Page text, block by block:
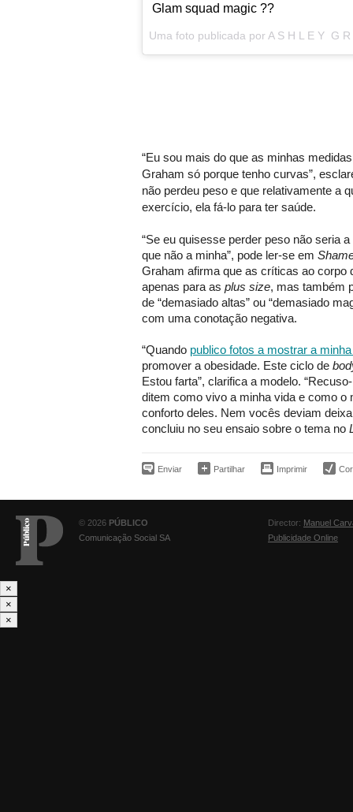
Glam squad magic ??
“Eu sou mais do que as minhas
Graham só porque tenho curvas”,
não perdeu peso e que relativamente a
exercício, ela fá-lo para ter saúde.
“Se eu quisesse perder peso não seria
que não a minha”, pode ler-se em
Graham afirma que as críticas ao corpo
apenas para as plus size, mas também
de “demasiado altas” ou “demasiado
com uma conotação negativa.
“Quando publico fotos a mostrar a
promover a obesidade. Este ciclo de
Estou farta”, clarifica a modelo.
ditem como vivo a minha vida e como o
conforto deles. Nem vocês deviam
concluiu no seu ensaio sobre o tema no
Enviar Partilhar Imprimir
© 2026 PÚBLICO
Comunicação Social SA
Director: Manuel
Publicidade Online
×
×
×